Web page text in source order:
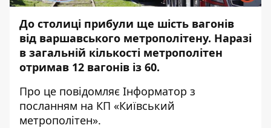
До столиці прибули ще шість вагонів
від варшавського метрополітену. Наразі
в загальній кількості метрополітен
отримав 12 вагонів із 60.
Про це повідомляє Інформатор з
посланням на КП «Київський
метрополітен».